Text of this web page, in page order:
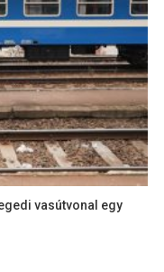
vasútvonal egy